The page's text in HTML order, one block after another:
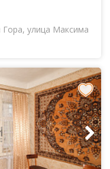
Гора, улица Максима